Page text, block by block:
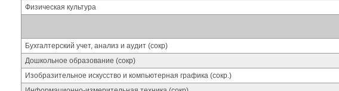
Физическая культура
Бухгалтерский учет, анализ и аудит (сокр)
Дошкольное образование (сокр)
Изобразительное искусство и компьютерная графика (сокр.)